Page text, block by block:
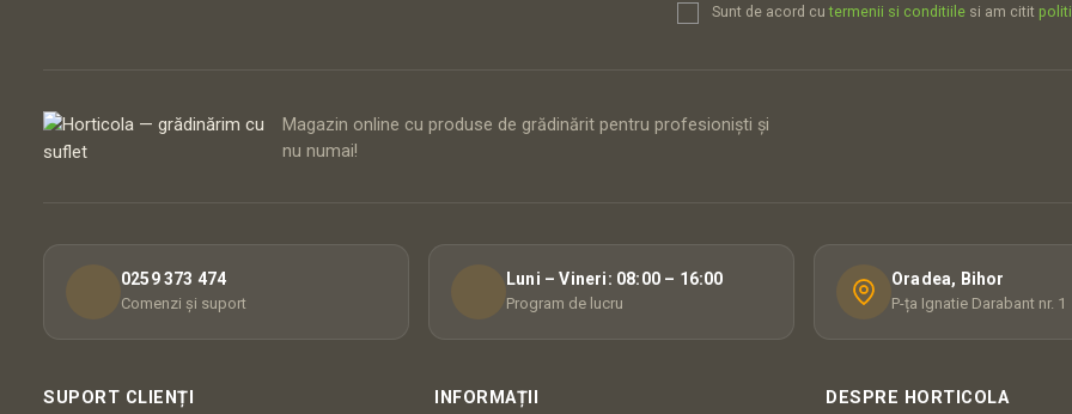
Sunt de acord cutermenii si conditiile si am citit
Magazin online cu produse de grădinărit pentru profesioniști și
nu numai!
0259 373 474
Comenzi și suport
Luni – Vineri: 08:00 – 16:00
Program de lucru
Oradea, Bihor
P-ța Ignatie Darabant nr. 1
SUPORT CLIENȚI INFORMAȚII DESPRE HORTICOLA